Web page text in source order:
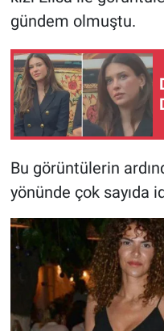
gündem olmuştu.
Bu görüntülerin
yönünde çok sayıda